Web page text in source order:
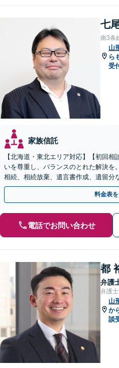
七
南3条
山
ら
受
家族信託
【北海道・東北エリア対応】【初回
いを尊重し、バランスのとれた解決を
相続、相続放棄、遺言書作成、遺留分
トップで対応します【休日・夜間面談
料金表
電話でお問い合わせ
都
弁護
弁護
山
か
談